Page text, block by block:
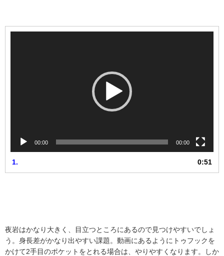
00:00 00:00
1. 0:51
夜岩はかなり大きく、目立つところにあるので見つけやすいでしょ
う。身長差がかなり出やすい課題。動画にあるようにトゥフックを
かけて2手目のポケットをとれる場合は、やりやすくなります。しか